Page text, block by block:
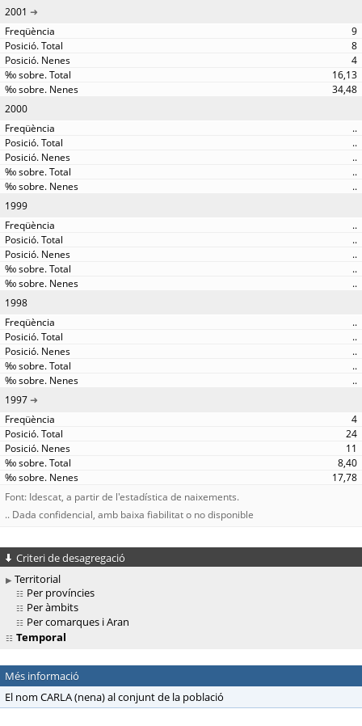
2001
9
8
4
16,13
34,48
2000
..
..
..
..
..
1999
..
..
..
..
..
1998
..
..
..
..
..
1997
4
24
11
8,40
17,78
Font: Idescat, a partir de l'estadística de naixements.
.. Dada confidencial, amb baixa fiabilitat o no disponible
Criteri de desagregació
Territorial
Per províncies
Per àmbits
Per comarques i Aran
Temporal
Més informació
El nom CARLA (nena) al conjunt de la població